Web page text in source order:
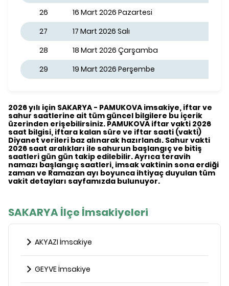
26
16 Mart 2026 Pazartesi
27
17 Mart 2026 Salı
28
18 Mart 2026 Çarşamba
29
19 Mart 2026 Perşembe
2026 yılı için SAKARYA - PAMUKOVA imsakiye, iftar ve
sahur saatlerine ait tüm güncel bilgilere bu içerik
üzerinden erişebilirsiniz. PAMUKOVA iftar vakti 2026
saat bilgisi, iftara kalan süre ve iftar saati (vakti)
Diyanet verileri baz alınarak hazırlandı. Sahur vakti
2026 saat aralıkları ile sahurun başlangıç ve bitiş
saatleri gün gün takip edilebilir. Ayrıca teravih
namazı başlangıç saatleri, imsak vaktinin sona erdiği
zaman ve Ramazan ayı boyunca ihtiyaç duyulan tüm
vakit detayları sayfamızda bulunuyor.
SAKARYA İlçe İmsakiyeleri
AKYAZI İmsakiye
GEYVE İmsakiye